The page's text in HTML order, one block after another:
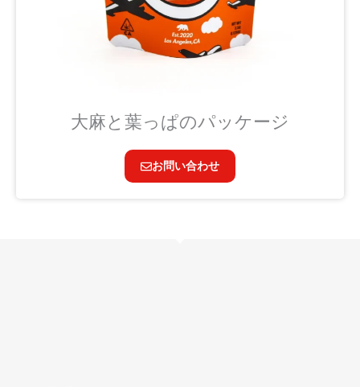
大麻と葉っぱのパッケージ
お問い合わせ